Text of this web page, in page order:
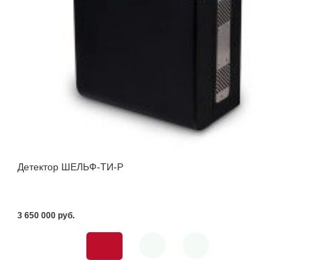
Детектор ШЕЛЬФ-ТИ-Р
3 650 000 pуб.